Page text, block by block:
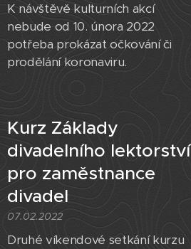
K návštěvě kulturních akcí
nebude od 10. února 2022
potřeba prokázat očkování či
prodělání koronaviru.
Kurz Základy
divadelního lektorství
pro zaměstnance
divadel
07.02.2022
Druhé víkendové setkání kurzu